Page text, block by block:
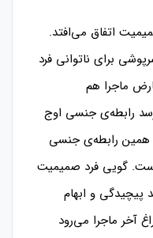
اتفاق می‌افتد.
برای ناتوانی فرد
ماجرا هم
رابطه‌ی جنسی اوج
همین رابطه‌ی جنسی
است. گویی فرد صمیمیت
پیچیدگی و ابهام
آخر ماجرا می‌رود